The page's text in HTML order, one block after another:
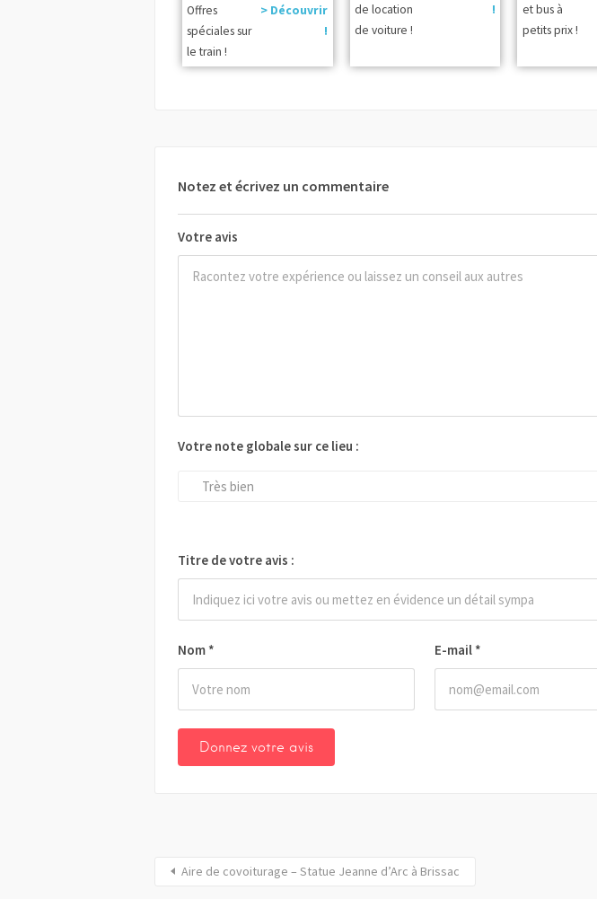
Offres
spéciales sur
le train !
> Découvrir
!
de location
de voiture !
!
et bus à
petits prix !
Notez et écrivez un commentaire
Votre avis
Nom * E-mail *
Votre note globale sur ce lieu :
Très bien
Titre de votre avis :
Aire de covoiturage – Statue Jeanne d’Arc à Brissac